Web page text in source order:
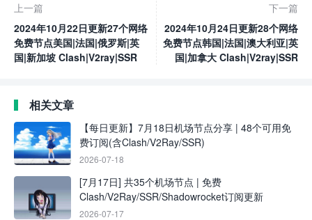
上一篇
2024年10月22日更新27个网络
免费节点美国|法国|俄罗斯|英
国|新加坡 Clash|V2ray|SSR
下一篇
2024年10月24日更新28个网络
免费节点韩国|法国|澳大利亚|英
国|加拿大 Clash|V2ray|SSR
相关文章
【每日更新】7月18日机场节点分享 | 48个可用免
费订阅(含Clash/V2Ray/SSR)
2026-07-18
[7月17日] 共35个机场节点 | 免费
Clash/V2Ray/SSR/Shadowrocket订阅更新
2026-07-17